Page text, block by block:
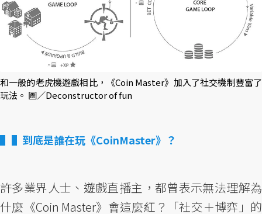
和一般的老虎機遊戲相比，《Coin Master》加入了社交機制豐富了
玩法。 圖／Deconstructor of fun
▌到底是誰在玩《CoinMaster》？
許多業界人士、遊戲直播主，都曾表示無法理解為
什麼《Coin Master》會這麼紅？「社交＋博弈」的